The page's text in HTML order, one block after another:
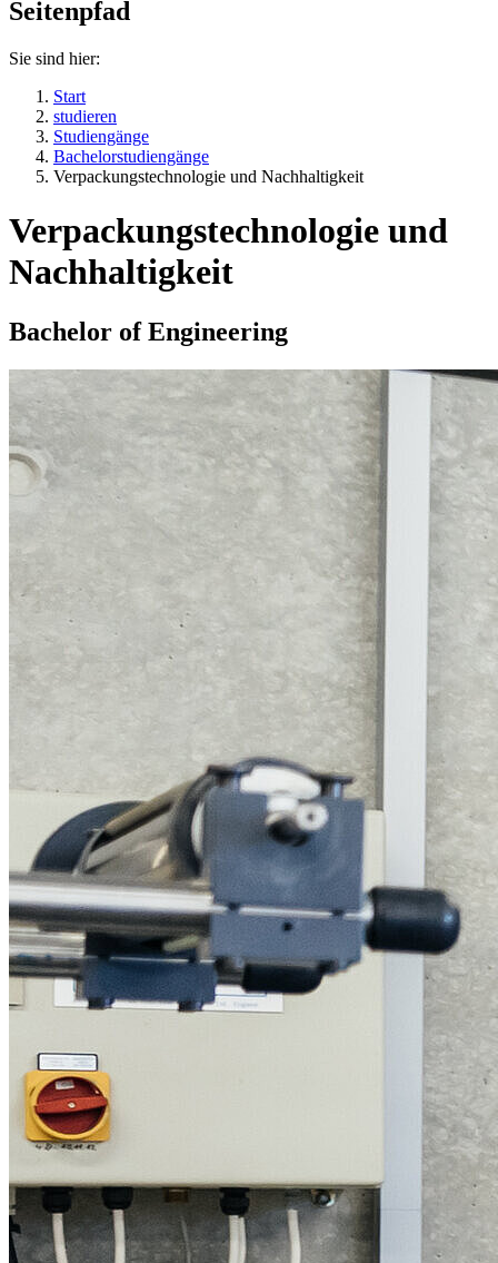
Seitenpfad
Sie sind hier:
Start
studieren
Studiengänge
Bachelorstudiengänge
Verpackungstechnologie und Nachhaltigkeit
Verpackungstechnologie und
Nachhaltigkeit
Bachelor of Engineering